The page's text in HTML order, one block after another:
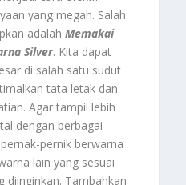
yang megah. Salah
adalahMemakai
Silver. Kita dapat
di salah satu sudut
tata letak dan
Agar tampil lebih
dengan berbagai
pernik berwarna
lain yang sesuai
diinginkan. Tambahkan